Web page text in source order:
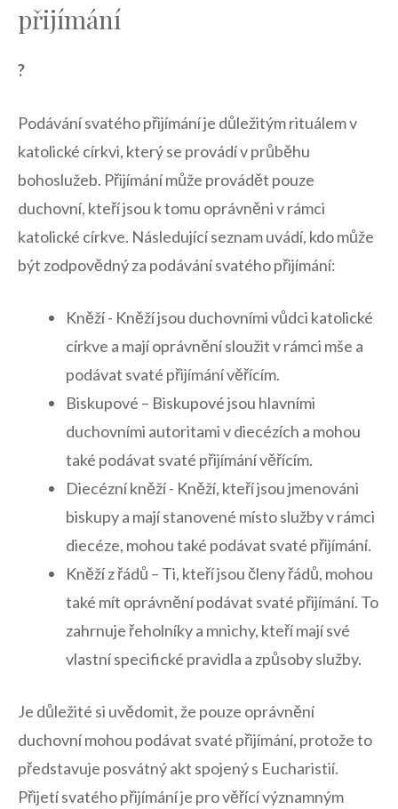
přijímání
?
Podávání svatého přijímání je ⁤důležitým ⁤rituálem v​
katolické církvi, ⁤který se provádí‍ v průběhu
bohoslužeb. ‌Přijímání​ může provádět pouze
duchovní, kteří jsou ‍k‌ tomu oprávněni ‌v rámci⁤
katolické církve. Následující‍ seznam‍ uvádí, kdo může
být zodpovědný ⁤za podávání svatého přijímání:
Kněží ⁤- Kněží jsou duchovními‌ vůdci katolické
‌církve a‍ mají oprávnění ‍sloužit v rámci mše a
podávat svaté⁣ přijímání‌ věřícím.
Biskupové – Biskupové jsou hlavními
duchovními‍ autoritami⁣ v diecézích ⁣a mohou ​
také ‍podávat svaté přijímání věřícím.
Diecézní kněží‌ -‌ Kněží, kteří jsou jmenováni
biskupy a mají‍ stanovené místo služby⁢ v‍ rámci
diecéze, mohou také podávat svaté přijímání.
Kněží z řádů – Ti, kteří jsou členy řádů, mohou
také mít oprávnění podávat svaté přijímání. To
zahrnuje řeholníky a mnichy,‍ kteří mají⁣ své
vlastní specifické pravidla a⁢ způsoby služby.
Je důležité‍ si uvědomit, ​že‌ pouze‌ oprávnění
duchovní ‍mohou⁣ podávat ​svaté přijímání, protože to
představuje posvátný akt spojený s ‌Eucharistií.
‌Přijetí svatého přijímání je pro věřící významným